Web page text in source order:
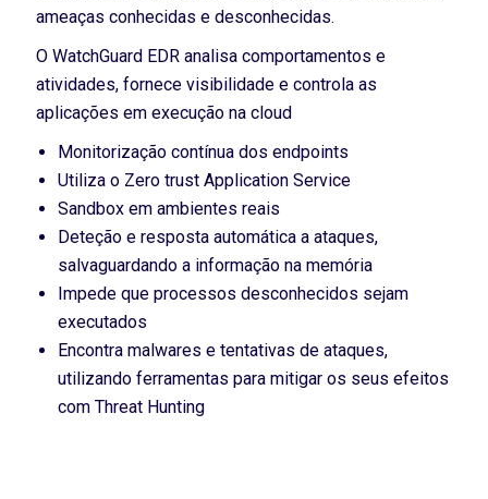
ameaças conhecidas e desconhecidas.
O WatchGuard EDR analisa comportamentos e
atividades, fornece visibilidade e controla as
aplicações em execução na cloud
Monitorização contínua dos endpoints
Utiliza o Zero trust Application Service
Sandbox em ambientes reais
Deteção e resposta automática a ataques,
salvaguardando a informação na memória
Impede que processos desconhecidos sejam
executados
Encontra malwares e tentativas de ataques,
utilizando ferramentas para mitigar os seus efeitos
com Threat Hunting